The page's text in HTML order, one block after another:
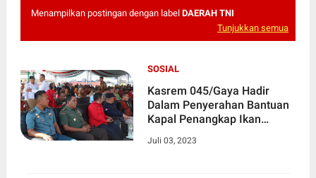
Menampilkan postingan dengan label DAERAH TNI
Tunjukkan semua
SOSIAL
Kasrem 045/Gaya Hadir
Dalam Penyerahan Bantuan
Kapal Penangkap Ikan
Juli 03, 2023